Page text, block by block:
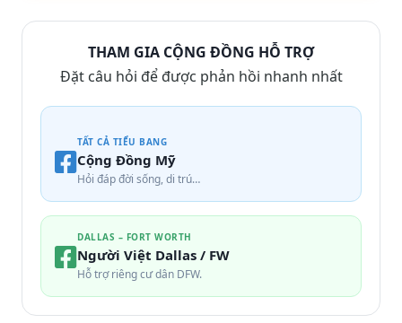
THAM GIA CỘNG ĐỒNG HỖ TRỢ
Đặt câu hỏi để được phản hồi nhanh nhất
TẤT CẢ TIỂU BANG
Cộng Đồng Mỹ
Hỏi đáp đời sống, di trú…
DALLAS – FORT WORTH
Người Việt Dallas / FW
Hỗ trợ riêng cư dân DFW.